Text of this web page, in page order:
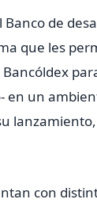
Banco de
que les
en un
con